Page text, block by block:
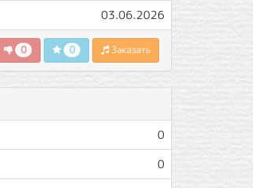
03.06.2026
0 0 Заказать
0
0